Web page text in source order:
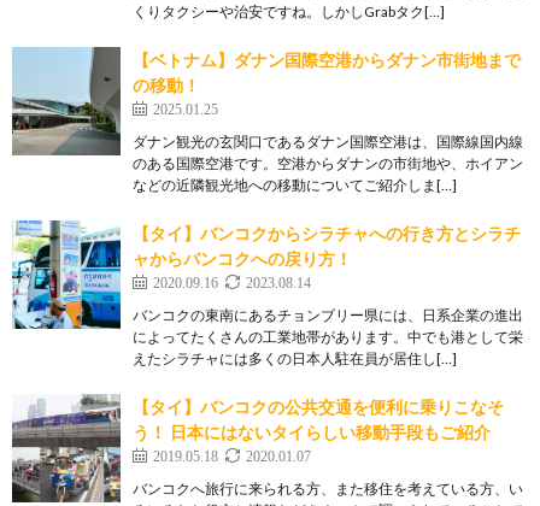
くりタクシーや治安ですね。しかしGrabタク[…]
【ベトナム】ダナン国際空港からダナン市街地まで
の移動！
2025.01.25
ダナン観光の玄関口であるダナン国際空港は、国際線国内線
のある国際空港です。空港からダナンの市街地や、ホイアン
などの近隣観光地への移動についてご紹介しま[…]
【タイ】バンコクからシラチャへの行き方とシラチ
ャからバンコクへの戻り方！
2020.09.16 2023.08.14
バンコクの東南にあるチョンブリー県には、日系企業の進出
によってたくさんの工業地帯があります。中でも港として栄
えたシラチャには多くの日本人駐在員が居住し[…]
【タイ】バンコクの公共交通を便利に乗りこなそ
う！ 日本にはないタイらしい移動手段もご紹介
2019.05.18 2020.01.07
バンコクへ旅行に来られる方、また移住を考えている方、い